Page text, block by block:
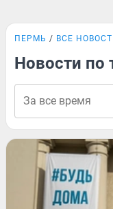
ПЕРМЬ ВСЕ
Новости по